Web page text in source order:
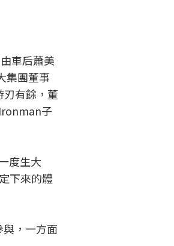
車后蕭美
集團董事
有餘，董
子
度生大
下來的體
，一方面